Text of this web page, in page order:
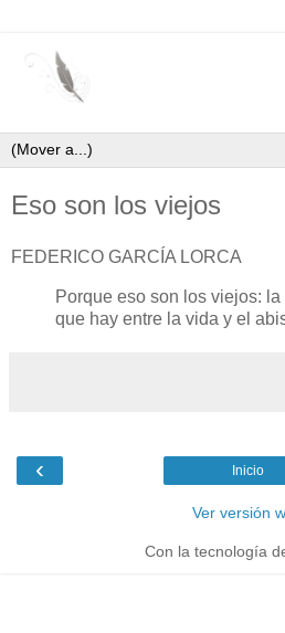
Eso son los viejos
FEDERICO GARCÍA LORCA
Porque eso son los viejos:
que hay entre la vida y el
‹ Inicio
Ver versión
Con la tecnología